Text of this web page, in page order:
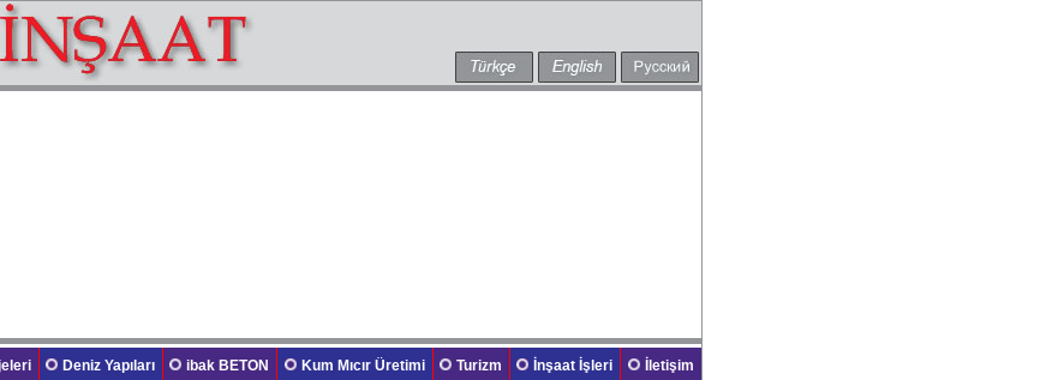
Deniz Yapıları ibak BETON Kum Mıcır Üretimi Turizm İnşaat İşleri İletişim